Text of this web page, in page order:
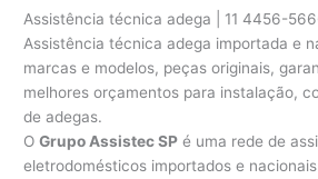
Assistência técnica adega | 11 4456-
Assistência técnica adega importada e
marcas e modelos, peças originais,
melhores orçamentos para instalação,
de adegas.
OGrupo Assistec SP é uma rede de
eletrodomésticos importados e